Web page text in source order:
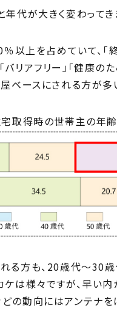
代が大きく変わってき
以上を占めていて、「
リアフリー」「健康の
ベースにされる方が多
取得時の世帯主の年齢
る方も、20歳代～30歳
は様々ですが、早い内
動向にはアンテナを